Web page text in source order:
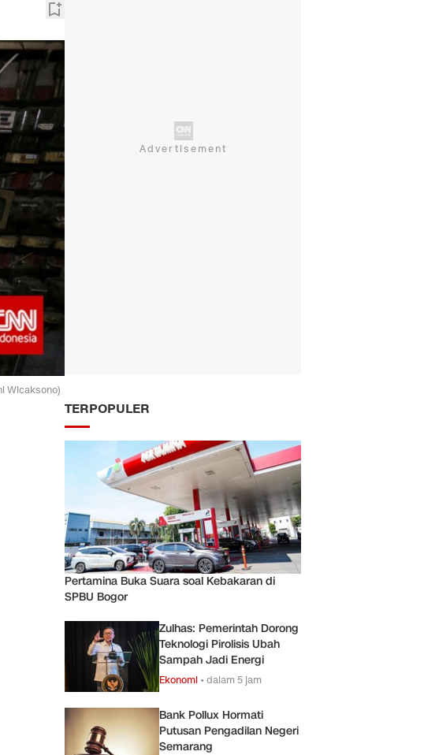
Wicaksono)
TERPOPULER
Pertamina Buka Suara soal Kebakaran di
SPBU Bogor
Zulhas: Pemerintah Dorong
Teknologi Pirolisis Ubah
Sampah Jadi Energi
Ekonomi •dalam 5 jam
Bank Pollux Hormati
Putusan Pengadilan Negeri
Semarang